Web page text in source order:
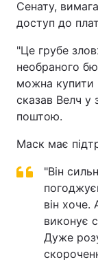
Сенату,
доступ до
"Це грубе
необраного
можна купити
сказав Велч у
поштою.
Маск має
"Він
він
виконує
Дуже